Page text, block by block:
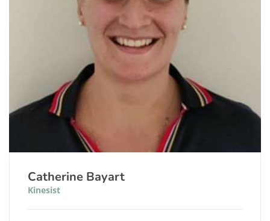
Catherine Bayart
Kinesist